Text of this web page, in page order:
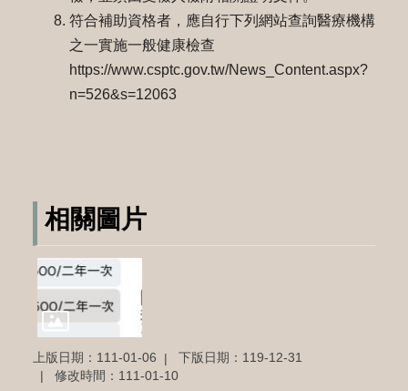
符合補助資格者，應自行下列網站查詢醫療機構
之一實施一般健康檢查
https://www.csptc.gov.tw/News_Content.aspx?
n=526&s=12063
相關圖片
上版日期：111-01-06
下版日期：119-12-31
修改時間：111-01-10